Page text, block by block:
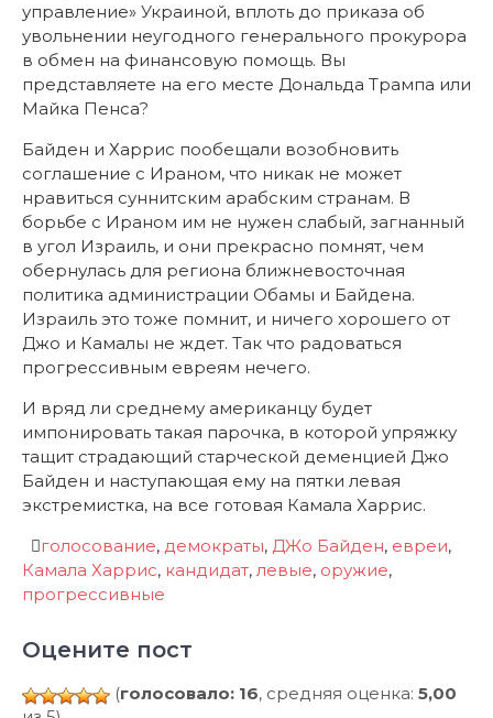
управление» Украиной, вплоть до приказа об
увольнении неугодного генерального прокурора
в обмен на финансовую помощь. Вы
представляете на его месте Дональда Трампа или
Майка Пенса?
Байден и Харрис пообещали возобновить
соглашение с Ираном, что никак не может
нравиться суннитским арабским странам. В
борьбе с Ираном им не нужен слабый, загнанный
в угол Израиль, и они прекрасно помнят, чем
обернулась для региона ближневосточная
политика администрации Обамы и Байдена.
Израиль это тоже помнит, и ничего хорошего от
Джо и Камалы не ждет. Так что радоваться
прогрессивным евреям нечего.
И вряд ли среднему американцу будет
импонировать такая парочка, в которой упряжку
тащит страдающий старческой деменцией Джо
Байден и наступающая ему на пятки левая
экстремистка, на все готовая Камала Харрис.
голосование, демократы, ДЖо Байден, евреи,
Камала Харрис, кандидат, левые, оружие,
прогрессивные
Оцените пост
(голосовало: 16, средняя оценка: 5,00